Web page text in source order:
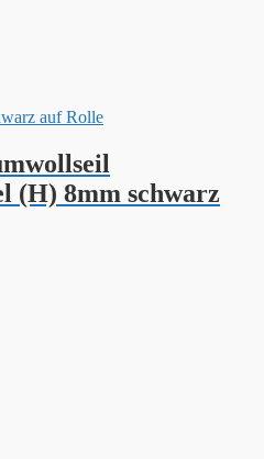
(H) 8mm schwarz